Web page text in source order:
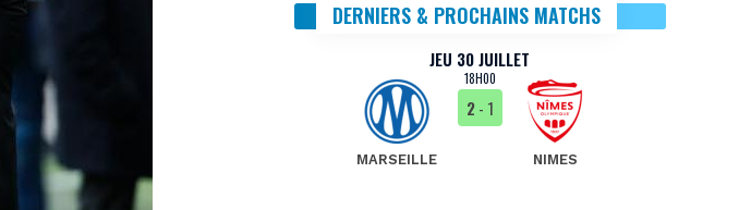
DERNIERS & PROCHAINS MATCHS
MONACO
JEU 30 JUILLET
18H00
MARSEILLE
2- 1
NIMES